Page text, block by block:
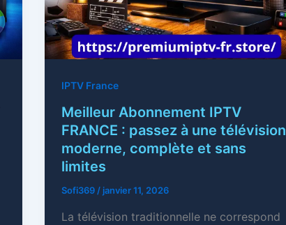
IPTV France
Meilleur Abonnement IPTV
FRANCE : passez à une télévision
moderne, complète et sans
limites
Sofi369 / janvier 11, 2026
La télévision traditionnelle ne correspond